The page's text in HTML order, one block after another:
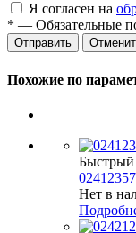
Я согласен на
* — Обязательные
Похожие по
Быстрый
Нет в